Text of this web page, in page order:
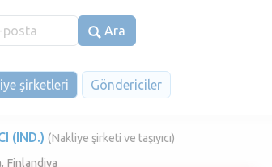
Ara
şirketleri Göndericiler
(IND.) (Nakliye şirketi ve taşıyıcı)
Finlandiya